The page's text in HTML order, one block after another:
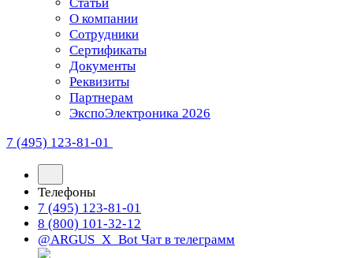
О компании
Сотрудники
Сертификаты
Документы
Реквизиты
Партнерам
ЭкспоЭлектроника 2026
7 (495) 123-81-01
Телефоны
7 (495) 123-81-01
8 (800) 101-32-12
@ARGUS_X_Bot Чат в телеграмм